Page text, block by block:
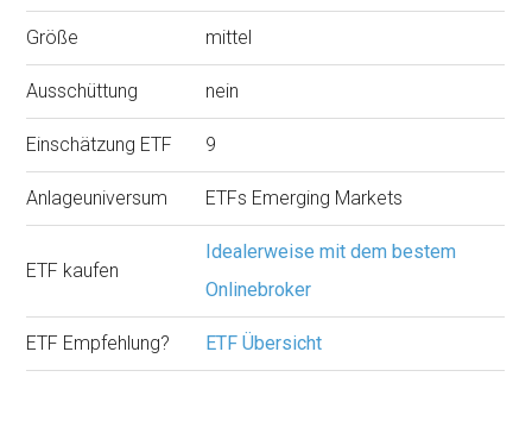
Größe mittel
Ausschüttung nein
Einschätzung ETF 9
Anlageuniversum ETFs Emerging Markets
ETF kaufen
Idealerweise mit dem bestem
Onlinebroker
ETF Empfehlung? ETF Übersicht